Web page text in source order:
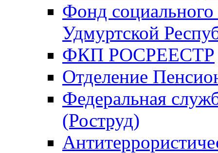
Фонд
Удмуртской
ФКП РОСРЕЕСТР
Отделение
Федеральная
(Роструд)